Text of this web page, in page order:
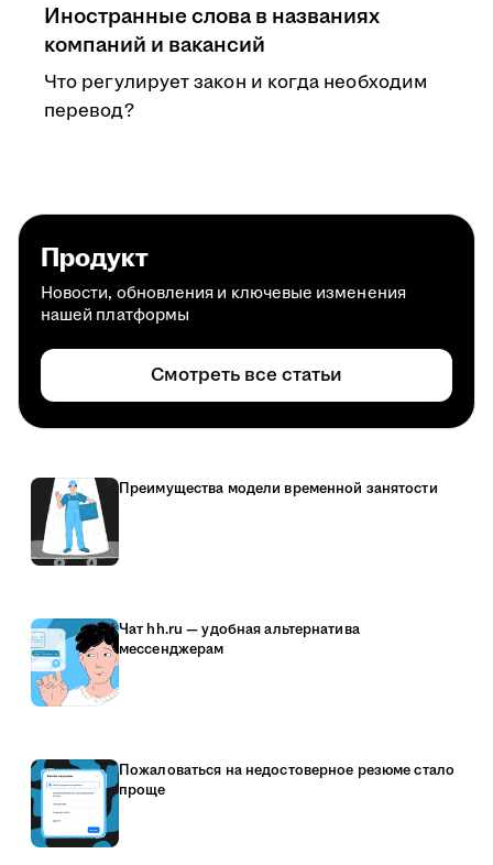
Иностранные слова в названиях
компаний и вакансий
Что регулирует закон и когда необходим
перевод?
Продукт
Новости, обновления и ключевые изменения
нашей платформы
Смотреть все статьи
Преимущества модели временной занятости
Чат hh.ru — удобная альтернатива
мессенджерам
Пожаловаться на недостоверное резюме стало
проще